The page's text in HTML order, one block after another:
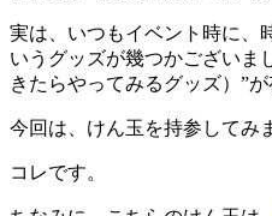
実は、いつもイベント時に、
いうグッズが幾つかございま
きたらやってみるグッズ）”が
今回は、けん玉を持参してみ
コレです。